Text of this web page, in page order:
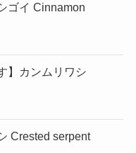
ゴイ Cinnamon
】カンムリワシ
Crested serpent